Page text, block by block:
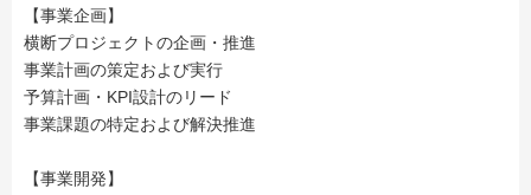
【事業企画】
横断プロジェクトの企画・推進
事業計画の策定および実行
予算計画・KPI設計のリード
事業課題の特定および解決推進
【事業開発】